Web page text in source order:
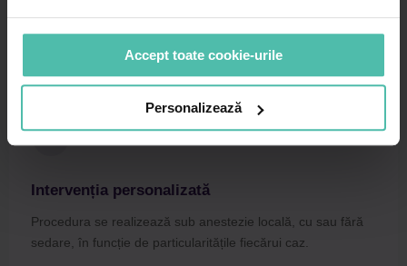
Accept toate cookie-urile
Personalizează
Medicul evaluează zona pleoapelor, discută obiectivele
estetice și stabilește dacă procedura este potrivită.
Intervenția personalizată
Procedura se realizează sub anestezie locală, cu sau fără
sedare, în funcție de particularitățile fiecărui caz.